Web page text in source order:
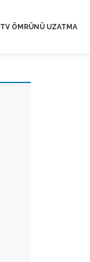
TV ÖMRÜNÜ UZATMA